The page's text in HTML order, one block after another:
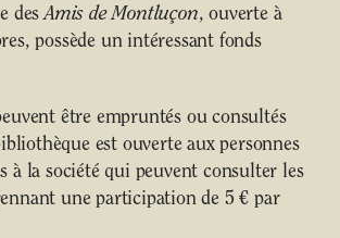
desAmis de Montluçon, ouverte à
possède un intéressant fonds
être empruntés ou consultés
est ouverte aux personnes
à la société qui peuvent consulter les
une participation de 5 € par